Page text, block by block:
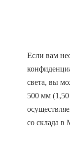
Если вам
света, вы
500 мм
со склада в